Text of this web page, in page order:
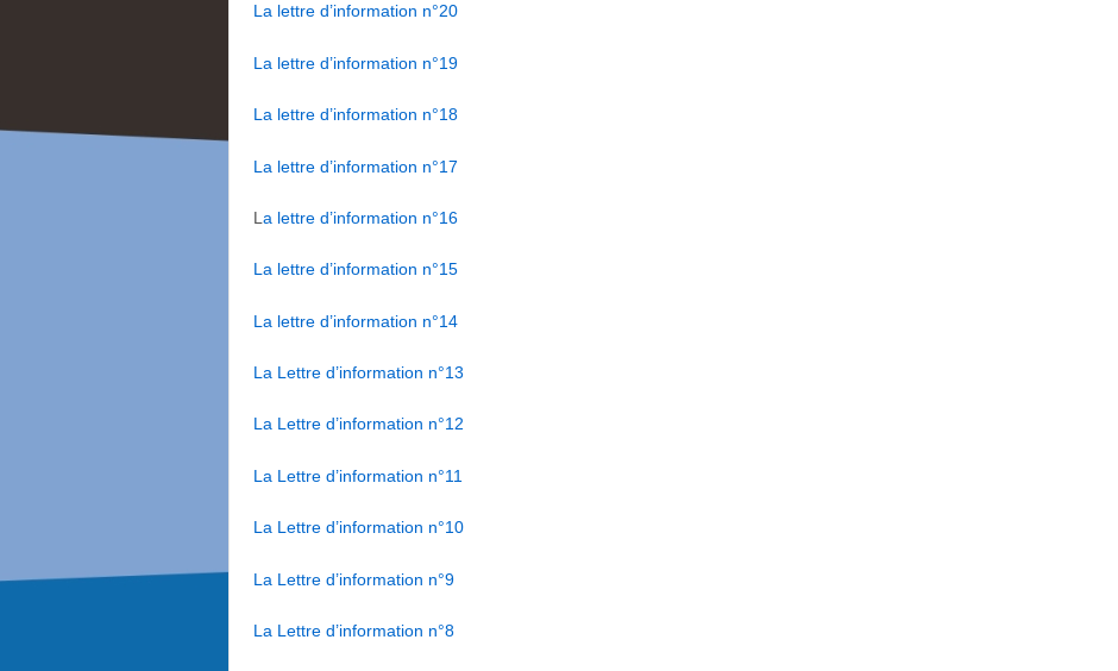
La lettre d’information n°20
La lettre d’information n°19
La lettre d’information n°18
La lettre d’information n°17
L a lettre d’information n°16
La lettre d’information n°15
La lettre d’information n°14
La Lettre d’information n°13
La Lettre d’information n°12
La Lettre d’information n°11
La Lettre d’information n°10
La Lettre d’information n°9
La Lettre d’information n°8